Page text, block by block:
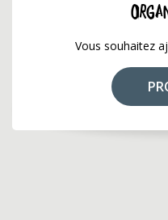
Vous souhaitez